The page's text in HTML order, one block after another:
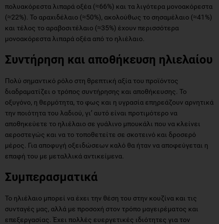
πολυακόρεστα λιπαρά οξέα (≈66%) και τα λιγότερα μονοακόρεστα
(≈22%). Το αραχιδέλαιο (≈50%), ακολούθως το σησαμέλαιο (≈41%)
και τέλος το αραβοσιτέλαιο (≈35%) έχουν περισσότερα
μονοακόρεστα λιπαρά οξέα από το ηλιέλαιο.
Συντήρηση και αποθήκευση ηλιελαίου
Πολύ σημαντικό ρόλο στη θρεπτική αξία του προϊόντος
διαδραματίζει ο τρόπος συντήρησης και αποθήκευσης. Το
οξυγόνο, η θερμότητα, το φως και η υγρασία επηρεάζουν αρνητικά
την ποιότητα του λαδιού, γι’ αυτό είναι προτιμότερο να
αποθηκεύετε το ηλιέλαιο σε γυάλινο μπουκάλι που να κλείνει
αεροστεγώς και να το τοποθετείτε σε σκοτεινό και δροσερό
μέρος. Για αποφυγή οξειδώσεων καλό θα ήταν να αποφεύγεται η
επαφή του με μεταλλικά αντικείμενα.
Συμπερασματικά
Το ηλιέλαιο μπορεί να έχει την θέση του στην κουζίνα και τις
συνταγές μας, αλλά με προσοχή στον τρόπο μαγειρέματος και
επεξεργασίας. Έχει πολλές ευεργετικές ιδιότητες για τον